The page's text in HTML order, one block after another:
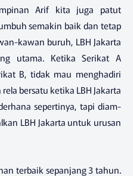
Arif kita juga patut
semakin baik dan tetap
kawan buruh, LBH Jakarta
utama. Ketika Serikat A
B, tidak mau menghadiri
bersatu ketika LBH Jakarta
sepertinya, tapi diam-
LBH Jakarta untuk urusan
terbaik sepanjang 3 tahun.